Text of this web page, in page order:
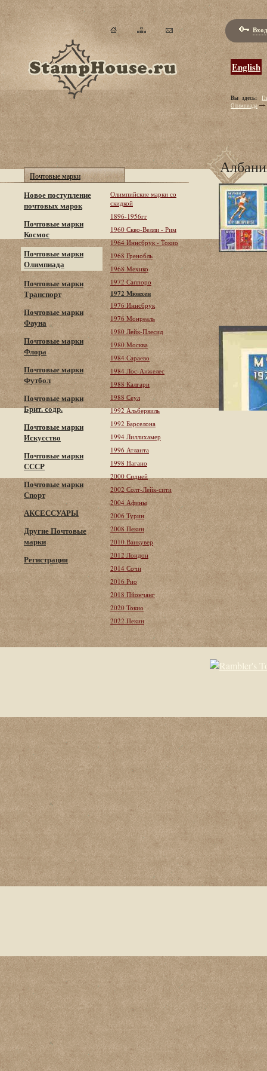
English
Вы здесь:
Олимпиада
Почтовые марки
Новое поступление
почтовых марок
Почтовые марки
Космос
Почтовые марки
Олимпиада
Почтовые марки
Транспорт
Почтовые марки
Фауна
Почтовые марки
Флора
Почтовые марки
Футбол
Почтовые марки
Брит. содр.
Почтовые марки
Искусство
Почтовые марки
СССР
Почтовые марки
Спорт
АКСЕССУАРЫ
Другие Почтовые
марки
Регистрация
Олимпийские марки со
скидкой
1896-1956гг
1960 Скво-Велли - Рим
1964 Иннсбрук - Токио
1968 Гренобль
1968 Мехико
1972 Саппоро
1972 Мюнхен
1976 Иннсбрук
1976 Монреаль
1980 Лейк-Плесид
1980 Москва
1984 Сараево
1984 Лос-Анжелес
1988 Калгари
1988 Сеул
1992 Альбервиль
1992 Барселона
1994 Лиллихамер
1996 Атланта
1998 Нагано
2000 Сидней
2002 Солт-Лейк-сити
2004 Афины
2006 Турин
2008 Пекин
2010 Ванкувер
2012 Лондон
2014 Сочи
2016 Рио
2018 Пйончанг
2020 Токио
2022 Пекин